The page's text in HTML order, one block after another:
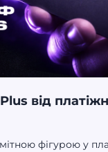
від
фігурою у